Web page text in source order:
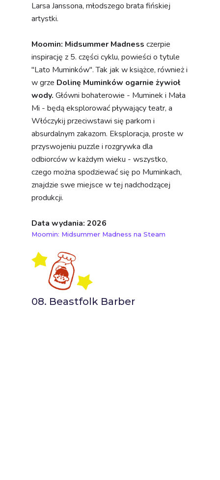
Larsa Janssona, młodszego brata fińskiej
artystki.
Moomin: Midsummer Madness czerpie
inspirację z 5. części cyklu, powieści o tytule
"Lato Muminków". Tak jak w książce, również i
w grze Dolinę Muminków ogarnie żywioł
wody. Główni bohaterowie - Muminek i Mała
Mi - będą eksplorować pływający teatr, a
Włóczykij przeciwstawi się parkom i
absurdalnym zakazom. Eksploracja, proste w
przyswojeniu puzzle i rozgrywka dla
odbiorców w każdym wieku - wszystko,
czego można spodziewać się po Muminkach,
znajdzie swe miejsce w tej nadchodzącej
produkcji.
Data wydania: 2026
Moomin: Midsummer Madness na Steam
08. Beastfolk Barber